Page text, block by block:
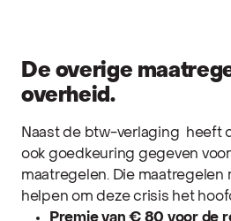
De overige
overheid.
Naast de btw-verlaging heeft
ook goedkeuring gegeven
maatregelen. Die maatregelen
helpen om deze crisis het